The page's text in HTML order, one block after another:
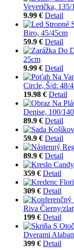
Veverička, 135/
9.99 € Detail
Biro, 45/45cm
59.9 € Detail
25cm
9.99 € Detail
Circle, Š/d: 48/
19.98 € Detail
Denise, 100/
89.9 € Detail
59.9 € Detail
89.9 € Detail
359 € Detail
309 € Detail
Riva Čierny/
199 € Detail
Dverami
399 € Detail